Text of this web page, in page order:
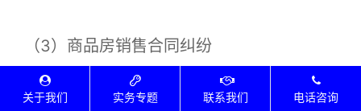
（3）商品房销售合同纠纷
关于我们 实务专题 联系我们 电话咨询